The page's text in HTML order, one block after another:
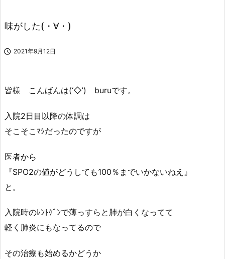
味がした(・∀・)
 2021年9月12日
皆様 こんばんは(‘◇’)ゞburuです。
入院2日目以降の体調は
そこそこﾏｼだったのですが
医者から
『SPO2の値がどうしても100％までいかないねえ』
と。
入院時のﾚﾝﾄｹﾞﾝで薄っすらと肺が白くなってて
軽く肺炎にもなってるので
その治療も始めるかどうか